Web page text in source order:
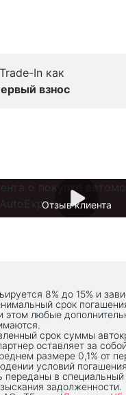
Trade-In как
взнос
Отзыв клиента
8% до 15% и
срок
любые
срок суммы
оставляет за
размере 0,1% от
условий
переданы в
задолженности.